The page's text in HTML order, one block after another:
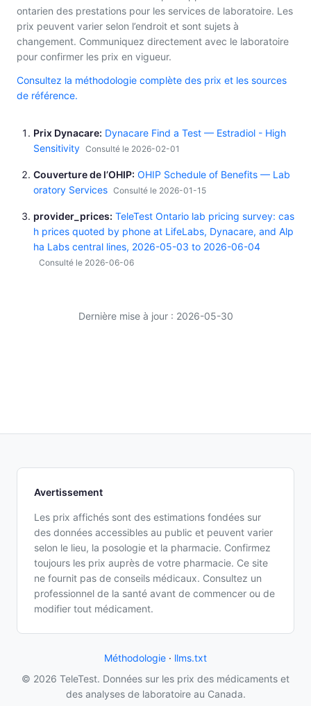
ontarien des prestations pour les services de laboratoire. Les
prix peuvent varier selon l’endroit et sont sujets à
changement. Communiquez directement avec le laboratoire
pour confirmer les prix en vigueur.
Consultez la méthodologie complète des prix et les sources
de référence.
Prix Dynacare Dynacare Find a Test — Estradiol - High
Sensitivity Consulté le 2026-02-01
Couverture de l’OHIP OHIP Schedule of Benefits — Lab
oratory Services Consulté le 2026-01-15
provider_prices TeleTest Ontario lab pricing survey: cas
h prices quoted by phone at LifeLabs, Dynacare, and Alp
ha Labs central lines, 2026-05-03 to 2026-06-04
Consulté le 2026-06-06
Dernière mise à jour : 2026-05-30
Avertissement
Les prix affichés sont des estimations fondées sur
des données accessibles au public et peuvent varier
selon le lieu, la posologie et la pharmacie. Confirmez
toujours les prix auprès de votre pharmacie. Ce site
ne fournit pas de conseils médicaux. Consultez un
professionnel de la santé avant de commencer ou de
modifier tout médicament.
Méthodologie · llms.txt
© 2026 TeleTest. Données sur les prix des médicaments et
des analyses de laboratoire au Canada.